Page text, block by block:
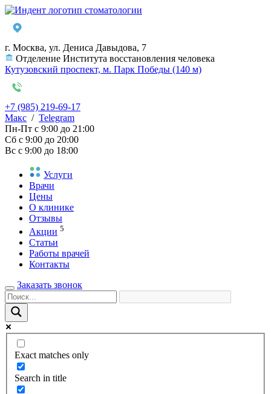
г. Москва, ул. Дениса Давыдова, 7
Отделение Института восстановления человека
Кутузовский проспект, м. Парк Победы (140 м)
+7 (985) 219-69-17
Макс / Telegram
Пн-Пт с 9:00 до 21:00
Сб с 9:00 до 20:00
Вс с 9:00 до 18:00
Услуги
Врачи
Цены
О клинике
Отзывы
Акции 5
Статьи
Работы врачей
Контакты
Заказать звонок
Exact matches only
Search in title